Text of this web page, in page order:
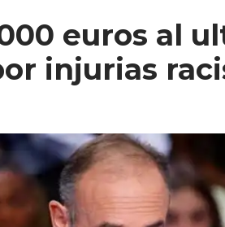
euros al
injurias